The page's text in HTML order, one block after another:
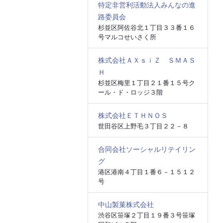
特定非営利活動法人みんなの進
路委員会
杉並区阿佐谷北１丁目３３番１６
号マルコせいさく所
株式会社ＡＸｓｉＺ ＳＭＡＳ
Ｈ
杉並区梅里１丁目２１番１５号ク
ール・ド・ロッジ３階
株式会社ＥＴＨＮＯＳ
世田谷区上野毛３丁目２２－８
合同会社ソーシャルリテイリン
グ
港区港南４丁目１番６－１５１２
号
中山製菓株式会社
渋谷区笹塚２丁目１９番３号笹塚